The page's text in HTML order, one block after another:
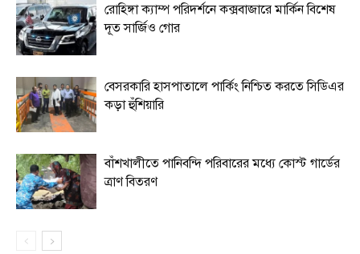
রোহিঙ্গা ক্যাম্প পরিদর্শনে কক্সবাজারে মার্কিন বিশেষ
দূত সার্জিও গোর
বেসরকারি হাসপাতালে পার্কিং নিশ্চিত করতে সিডিএর
কড়া হুঁশিয়ারি
বাঁশখালীতে পানিবন্দি পরিবারের মধ্যে কোস্ট গার্ডের
ত্রাণ বিতরণ